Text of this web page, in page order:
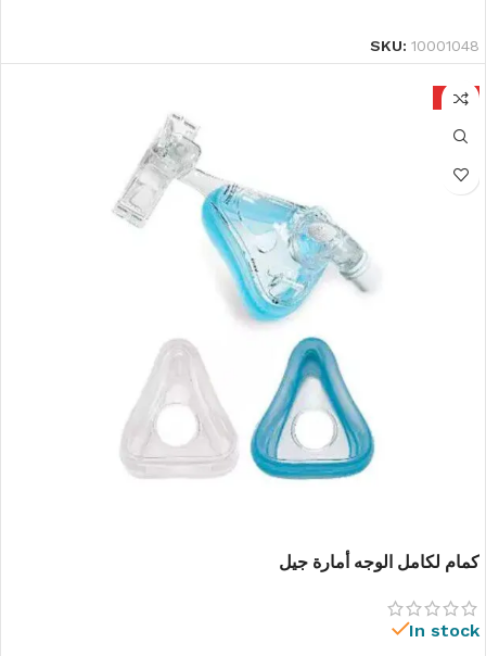
SKU: 10001048
HOT
كمام لكامل الوجه أمارة جيل
In stock